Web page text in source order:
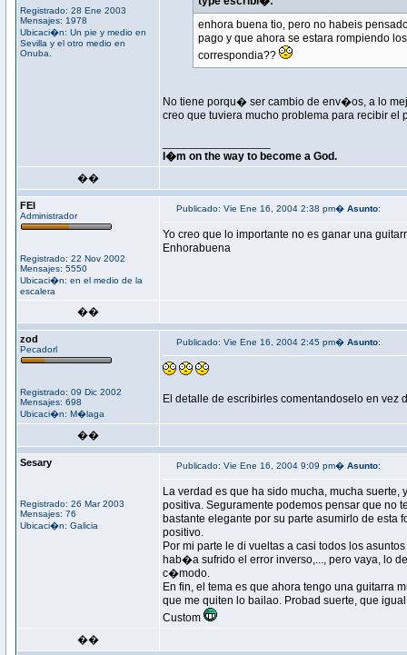
Registrado: 28 Ene 2003
Mensajes: 1978
Ubicaci�n: Un pie y medio en
Sevilla y el otro medio en
Onuba.
enhora buena tio, pero no habeis
pago y que ahora se estara rompiendo
correspondia??
No tiene porqu� ser cambio de env�os, a lo
creo que tuviera mucho problema para recibir el
I�m on the way to become a God.
��
FEI
Administrador
Registrado: 22 Nov 2002
Mensajes: 5550
Ubicaci�n: en el medio de la
escalera
Publicado: Vie Ene 16, 2004 2:38 pm� Asunto:
Yo creo que lo importante no es ganar una
Enhorabuena
��
zod
Pecadorl
Registrado: 09 Dic 2002
Mensajes: 698
Ubicaci�n: M�laga
Publicado: Vie Ene 16, 2004 2:45 pm� Asunto:
El detalle de escribirles comentandoselo en
��
Sesary
Registrado: 26 Mar 2003
Mensajes: 76
Ubicaci�n: Galicia
Publicado: Vie Ene 16, 2004 9:09 pm� Asunto:
La verdad es que ha sido mucha, mucha
positiva. Seguramente podemos pensar que no
bastante elegante por su parte asumirlo de esta
positivo.
Por mi parte le di vueltas a casi todos los
hab�a sufrido el error inverso,..., pero vaya, lo
c�modo.
En fin, el tema es que ahora tengo una guitarra
que me quiten lo bailao. Probad suerte, que
Custom
��